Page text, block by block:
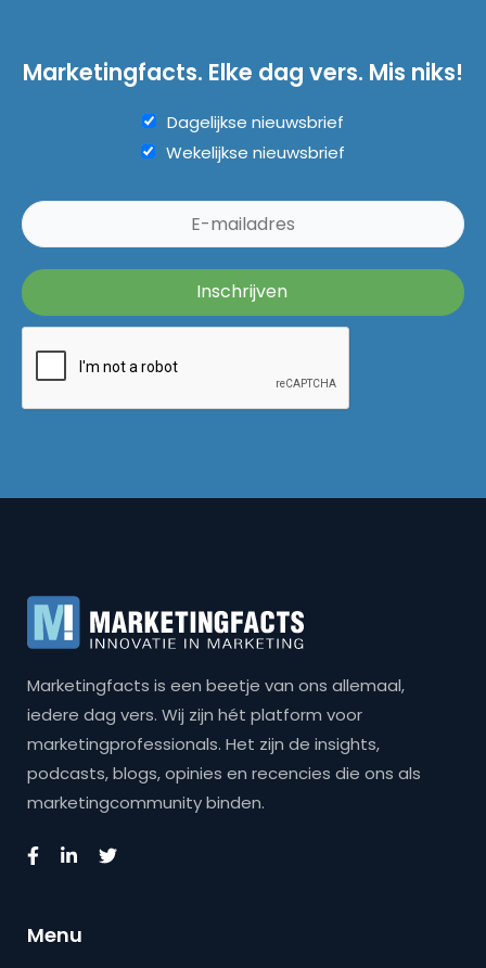
Marketingfacts. Elke dag vers. Mis niks!
Dagelijkse nieuwsbrief
Wekelijkse nieuwsbrief
Marketingfacts is een beetje van ons allemaal,
iedere dag vers. Wij zijn hét platform voor
marketingprofessionals. Het zijn de insights,
podcasts, blogs, opinies en recencies die ons als
marketingcommunity binden.
Menu